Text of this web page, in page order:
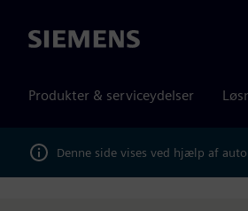
Siemens
Produkter & serviceydelser
Denne side vises ved hjælp af